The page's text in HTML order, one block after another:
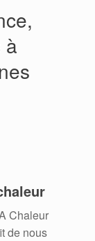
à
Chaleur
de nous